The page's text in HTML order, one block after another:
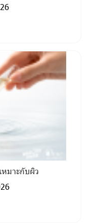
หมาะกับผิว